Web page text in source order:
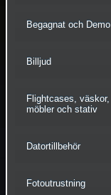
Begagnat och Demo
Billjud
Flightcases, väskor,
möbler och stativ
Datortillbehör
Fotoutrustning